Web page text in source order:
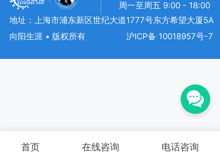
周一至周五 9:00 - 18:00
地址：上海市浦东新区世纪大道1777号东方希望大厦5A
向阳生涯 • 版权所有
沪ICP备 10018957号-7
首页 在线咨询 电话咨询